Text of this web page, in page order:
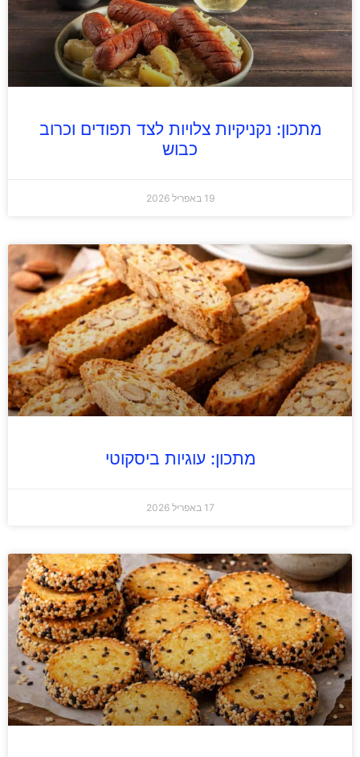
מתכון: נקניקיות צלויות לצד תפודים וכרוב
כבוש
19 באפריל 2026
מתכון: עוגיות ביסקוטי
17 באפריל 2026